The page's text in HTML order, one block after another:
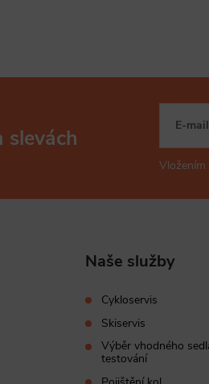
slevách E-mail
Vložením
Naše služby
Cykloservis
Skiservis
Výběr vhodného
testování